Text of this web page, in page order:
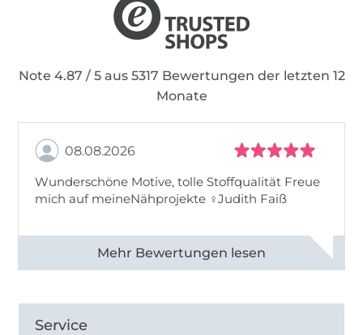
Note 4.87 / 5 aus 5317 Bewertungen der letzten 12
Monate
08.08.2026
Wunderschöne Motive, tolle Stoffqualität Freue
mich auf meineNähprojekte ♀Judith Faiß
Alle 82990 Bewertungen ansehen
Service